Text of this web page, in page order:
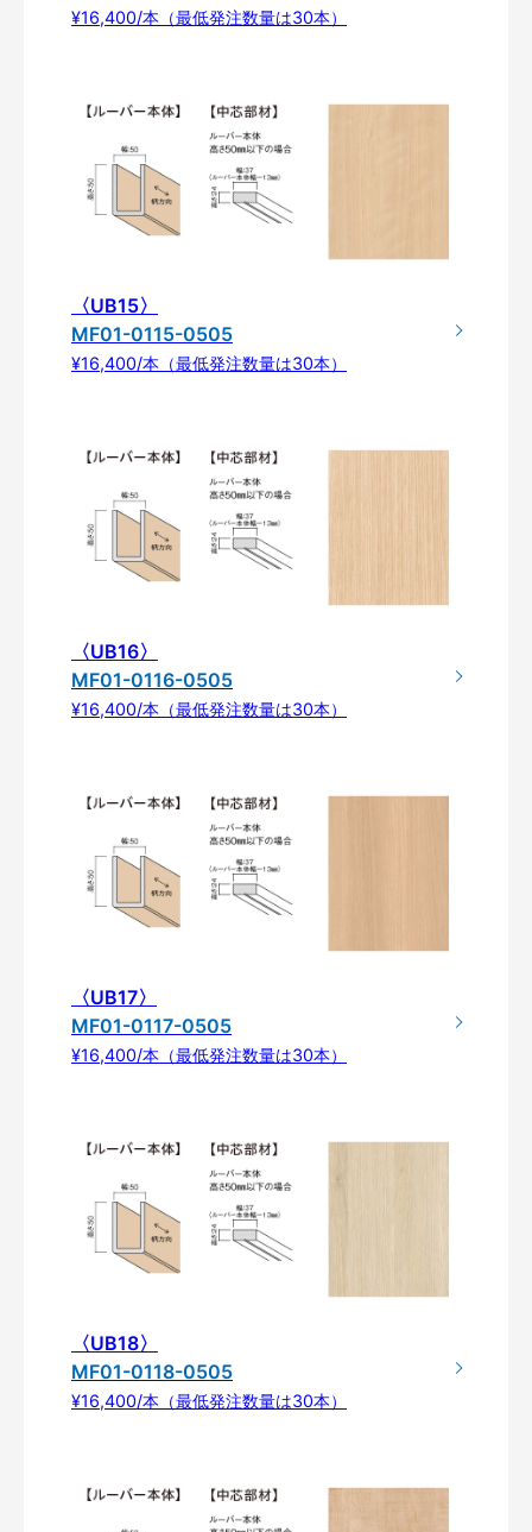
¥16,400/本（最低発注数量は30本）
〈UB15〉
MF01-0115-0505
¥16,400/本（最低発注数量は30本）
〈UB16〉
MF01-0116-0505
¥16,400/本（最低発注数量は30本）
〈UB17〉
MF01-0117-0505
¥16,400/本（最低発注数量は30本）
〈UB18〉
MF01-0118-0505
¥16,400/本（最低発注数量は30本）